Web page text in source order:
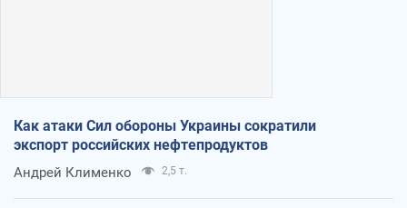
Как атаки Сил обороны Украины сократили
экспорт российских нефтепродуктов
Андрей Клименко 2,5 т.